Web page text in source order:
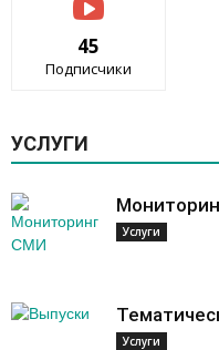
45
Подписчики
УСЛУГИ
Услуги
Услуги